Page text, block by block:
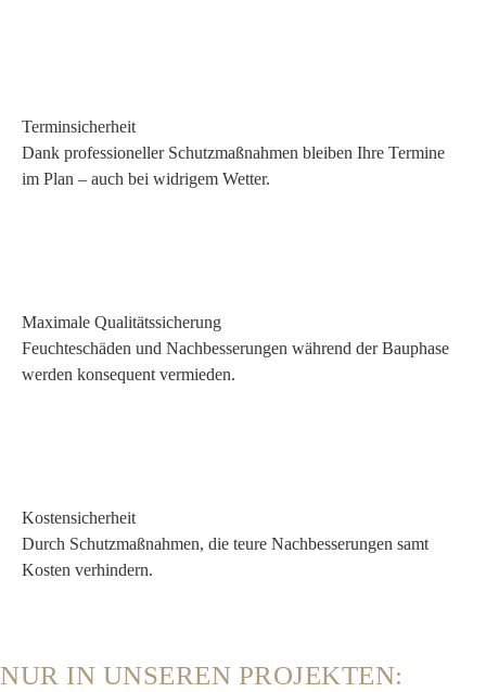
Terminsicherheit
Dank professioneller Schutzmaßnahmen bleiben Ihre Termine
im Plan – auch bei widrigem Wetter.
Maximale Qualitätssicherung
Feuchteschäden und Nachbesserungen während der Bauphase
werden konsequent vermieden.
Kostensicherheit
Durch Schutzmaßnahmen, die teure Nachbesserungen samt
Kosten verhindern.
NUR IN UNSEREN PROJEKTEN: